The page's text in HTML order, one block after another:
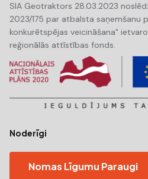
SIA Geotraktors 28.03.2023
2023/175 par atbalsta saņemšanu
konkurētspējas veicināšana"
reģionālās attīstības fonds.
Noderīgi
Nomas Līgumu Paraugi